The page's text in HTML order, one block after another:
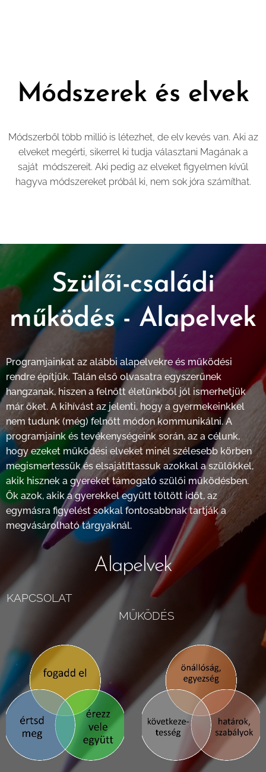
Módszerek és elvek
Módszerből több millió is létezhet, de elv kevés van. Aki az
elveket megérti, sikerrel ki tudja választani Magának a
saját módszereit. Aki pedig az elveket figyelmen kívűl
hagyva módszereket próbál ki, nem sok jóra számíthat.
Szülői-családi
működés - Alapelvek
Programjainkat az alábbi alapelvekre és működési
rendre építjük. Talán első olvasatra egyszerűnek
hangzanak, hiszen a felnőtt életünkből jól ismerhetjük
már őket. A kihívást az jelenti, hogy a gyermekeinkkel
nem tudunk (még) felnőtt módon kommunikálni. A
programjaink és tevékenységeink során, az a célunk,
hogy ezeket működési elveket minél szélesebb körben
megismertessük és elsajátíttassuk azokkal a szülőkkel,
akik hisznek a gyereket támogató szülői működésben.
Ők azok, akik a gyerekkel együtt töltött időt, az
egymásra figyelést sokkal fontosabbnak tartják a
megvásárolható tárgyaknál.
Alapelvek
KAPCSOLAT
MŰKÖDÉS